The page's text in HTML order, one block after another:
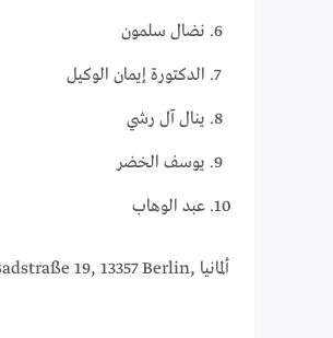
نضال سلمون
الدكتورة إيمان الوكيل
ينال آل رشي
يوسف الخضر
عبد الوهاب